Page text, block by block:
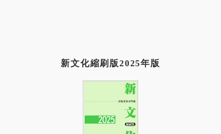
新文化縮刷版2025年版